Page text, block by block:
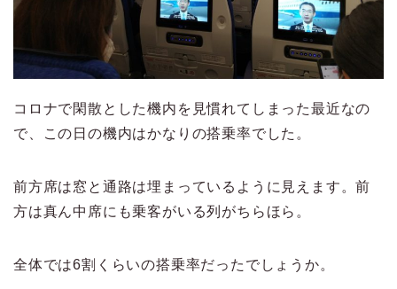
コロナで閑散とした機内を見慣れてしまった最近なの
で、この日の機内はかなりの搭乗率でした。
前方席は窓と通路は埋まっているように見えます。前
方は真ん中席にも乗客がいる列がちらほら。
全体では6割くらいの搭乗率だったでしょうか。